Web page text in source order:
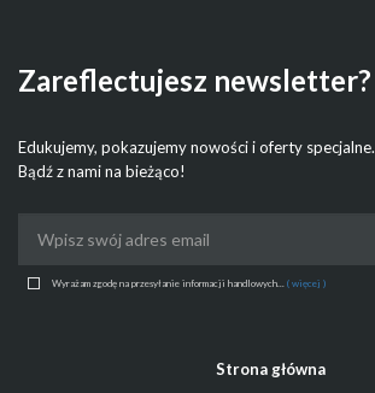
Zareflectujesz newsletter?
Edukujemy, pokazujemy nowości i oferty specjalne.
Bądź z nami na bieżąco!
Wyrażam zgodę na przesyłanie informacji handlowych... ( więcej )
Strona główna